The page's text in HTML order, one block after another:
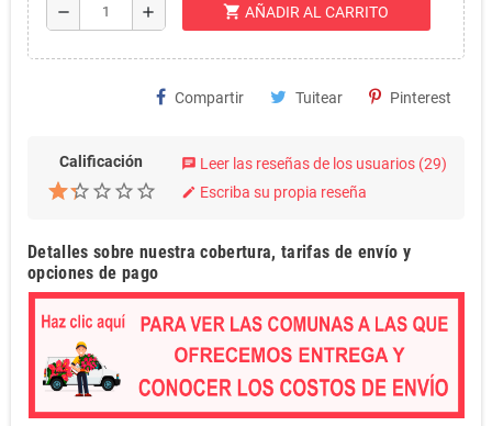
remove add shopping_cart AÑADIR AL CARRITO
Compartir Tuitear Pinterest
Calificación chat Leer las reseñas de los usuarios (29)
edit Escriba su propia reseña
Detalles sobre nuestra cobertura, tarifas de envío y
opciones de pago